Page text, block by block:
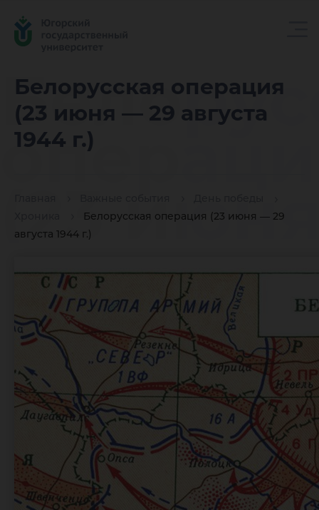
Белорусская операция
(23 июня — 29 августа
1944 г.)
Белорусская операция (23 июня — 29
августа 1944 г.)
(23
29
1944 г.)